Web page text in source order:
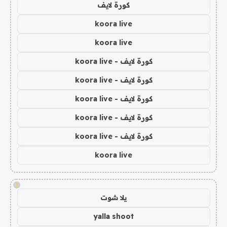
كورة لايف
koora live
koora live
كورة لايف - koora live
كورة لايف - koora live
كورة لايف - koora live
كورة لايف - koora live
كورة لايف - koora live
koora live
!
يلا شوت
yalla shoot